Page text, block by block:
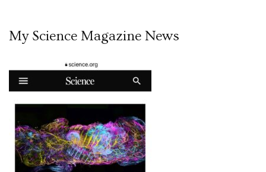
My Science Magazine News